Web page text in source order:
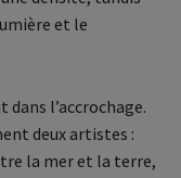
et le
l’accrochage.
deux artistes :
la mer et la terre,